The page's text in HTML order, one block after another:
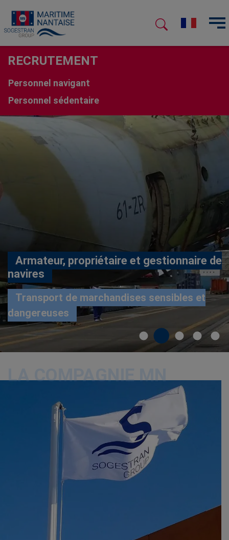
RECRUTEMENT
Personnel navigant
Personnel sédentaire
Armateur, propriétaire et gestionnaire de
navires
Transport de marchandises sensibles et
dangereuses
LA COMPAGNIE MN